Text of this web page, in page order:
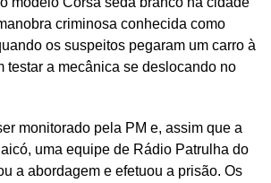
criminosa conhecida como
os suspeitos pegaram um carro à
testar a mecânica se deslocando no
monitorado pela PM e, assim que a
uma equipe de Rádio Patrulha do
a abordagem e efetuou a prisão. Os